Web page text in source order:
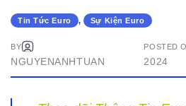
Tin Tức Euro , Sự Kiện Euro
POSTED
2024
BY
NGUYENANHTUAN